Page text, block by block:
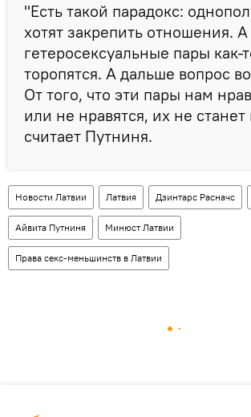
"Есть такой парадокс:
хотят закрепить отношения. А
гетеросексуальные пары как-
торопятся. А дальше вопрос
От того, что эти пары нам
или не нравятся, их не
считает Путниня.
Новости Латвии Латвия Дзинтарс Расначс
Айвита Путниня Минюст Латвии
Права секс-меньшинств в Латвии